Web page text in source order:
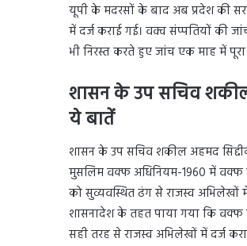
यूपी के मदरसों के बाद अब प्रदेश की
में दर्ज कराई गई। वक्व संप्पतियों की
भी निरस्त करते हुए जांच एक माह में
शासन के उप सचिव
ये बातें
शासन के उप सचिव शकील अहमद
मुसलिम वक्फ अधिनियम-1960 में वक्फ
को सुव्यवस्थित ढंग से राजस्व अभिलेखों
शासनादेश के तहत पाया गया कि वक्फ
सही तरह से राजस्व अभिलेखों में दर्ज